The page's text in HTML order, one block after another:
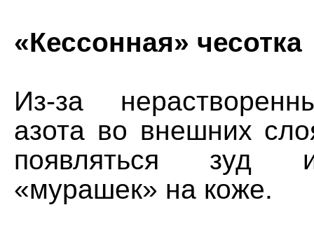
«Кессонная» чесотка
Из-за
азота во внешних
появляться зуд
«мурашек» на коже.